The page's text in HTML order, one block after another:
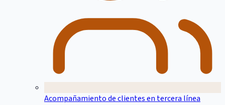
Acompañamiento de clientes en tercera línea